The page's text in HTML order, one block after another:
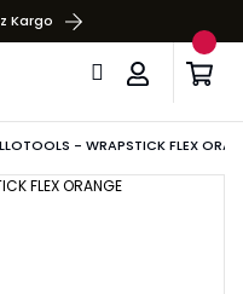
Kargo
- WRAPSTICK FLEX